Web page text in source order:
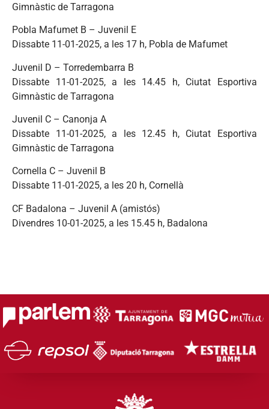
Gimnàstic de Tarragona
Pobla Mafumet B – Juvenil E
Dissabte 11-01-2025, a les 17 h, Pobla de Mafumet
Juvenil D – Torredembarra B
Dissabte 11-01-2025, a les 14.45 h, Ciutat Esportiva
Gimnàstic de Tarragona
Juvenil C – Canonja A
Dissabte 11-01-2025, a les 12.45 h, Ciutat Esportiva
Gimnàstic de Tarragona
Cornella C – Juvenil B
Dissabte 11-01-2025, a les 20 h, Cornellà
CF Badalona – Juvenil A (amistós)
Divendres 10-01-2025, a les 15.45 h, Badalona